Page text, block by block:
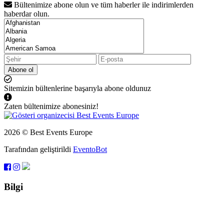
Bültenimize abone olun ve tüm haberler ile indirimlerden
haberdar olun.
Abone ol
Sitemizin bültenlerine başarıyla abone oldunuz
Zaten bültenimize abonesiniz!
2026 © Best Events Europe
Tarafından geliştirildi EventoBot
Bilgi